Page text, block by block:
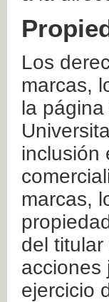
Los
marcas,
la
inclusión
marcas,
del
acciones
ejercicio